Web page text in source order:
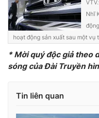
Thị trường
Tư vấn
Lịch phát sóng
Chuyên mục khác
Emagazine
Photo
Nhĩ
hoạt động sản xuất sau một vụ
* Mời quý độc giả theo
sóng của Đài Truyền
Tin liên quan